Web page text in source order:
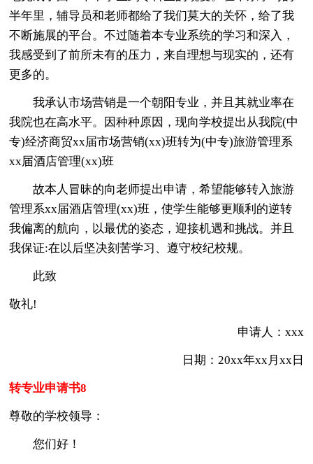
半年里，辅导员和老师都给了我们莫大的关怀，给了我
不断施展的平台。不过随着本专业系统的学习和深入，
我感受到了前所未有的压力，来自理想与现实的，还有
更多的。
我承认市场营销是一个朝阳专业，并且其就业率在
我院也在高水平。因种种原因，现向学校提出从我院(中
专)经济商贸xx届市场营销(xx)班转为(中专)旅游管理系
xx届酒店管理(xx)班
故本人冒昧的向老师提出申请，希望能够转入旅游
管理系xx届酒店管理(xx)班，使学生能够更顺利的逆转
我偏离的航向，以最优的姿态，迎接机遇和挑战。并且
我保证:在以后坚决刻苦学习、遵守校纪校规。
此致
敬礼!
申请人：xxx
日期：20xx年xx月xx日
转专业申请书8
尊敬的学校领导：
您们好！